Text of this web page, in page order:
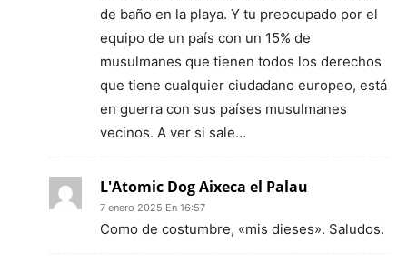
de baño en la playa. Y tu preocupado por el
equipo de un país con un 15% de
musulmanes que tienen todos los derechos
que tiene cualquier ciudadano europeo, está
en guerra con sus países musulmanes
vecinos. A ver si sale…
L'Atomic Dog Aixeca el Palau
7 enero 2025 En 16:57
Como de costumbre, «mis dieses». Saludos.